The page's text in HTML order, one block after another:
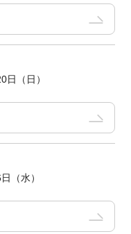
（日）
（水）